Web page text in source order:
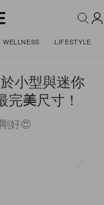
WELLNESS LIFESTYLE
小型與迷你
美尺寸！
好😍